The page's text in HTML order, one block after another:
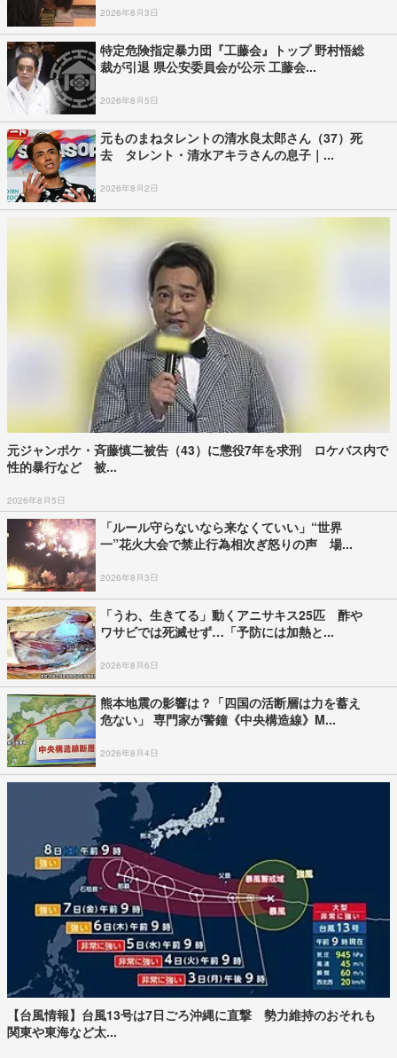
2026年8月3日
特定危険指定暴力団『工藤会』トップ 野村悟総
裁が引退 県公安委員会が公示 工藤会...
2026年8月5日
元ものまねタレントの清水良太郎さん（37）死
去 タレント・清水アキラさんの息子｜...
2026年8月2日
元ジャンポケ・斉藤慎二被告（43）に懲役7年を求刑 ロケバス内で
性的暴行など 被...
2026年8月5日
「ルール守らないなら来なくていい」“世界
一”花火大会で禁止行為相次ぎ怒りの声 場...
2026年8月3日
「うわ、生きてる」動くアニサキス25匹 酢や
ワサビでは死滅せず…「予防には加熱と...
2026年8月6日
熊本地震の影響は？「四国の活断層は力を蓄え
危ない」 専門家が警鐘《中央構造線》M...
2026年8月4日
【台風情報】台風13号は7日ごろ沖縄に直撃 勢力維持のおそれも
関東や東海など太...